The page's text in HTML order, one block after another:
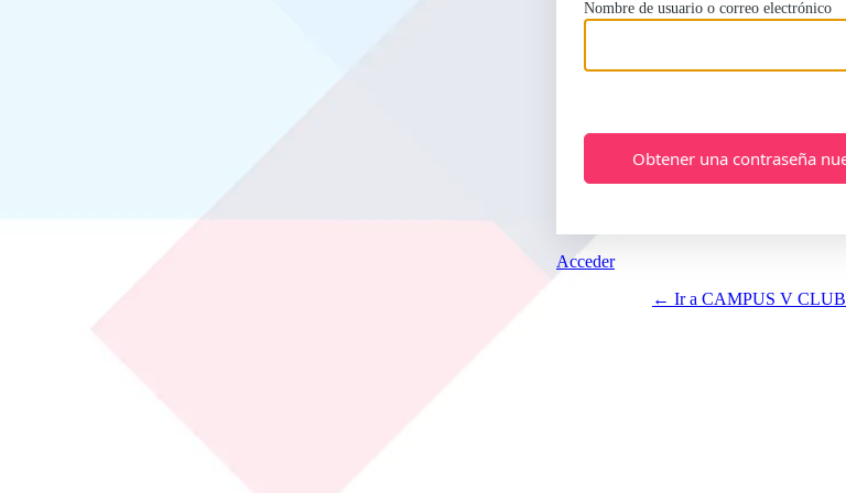
Nombre de usuario o correo electrónico
Acceder
← Ir a CAMPUS V CLUB